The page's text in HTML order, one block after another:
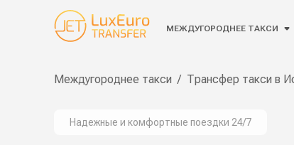
МЕЖДУГОРОДНЕЕ ТАКСИ
Междугороднее такси / Трансфер такси в
Надежные и комфортные поездки 24/7